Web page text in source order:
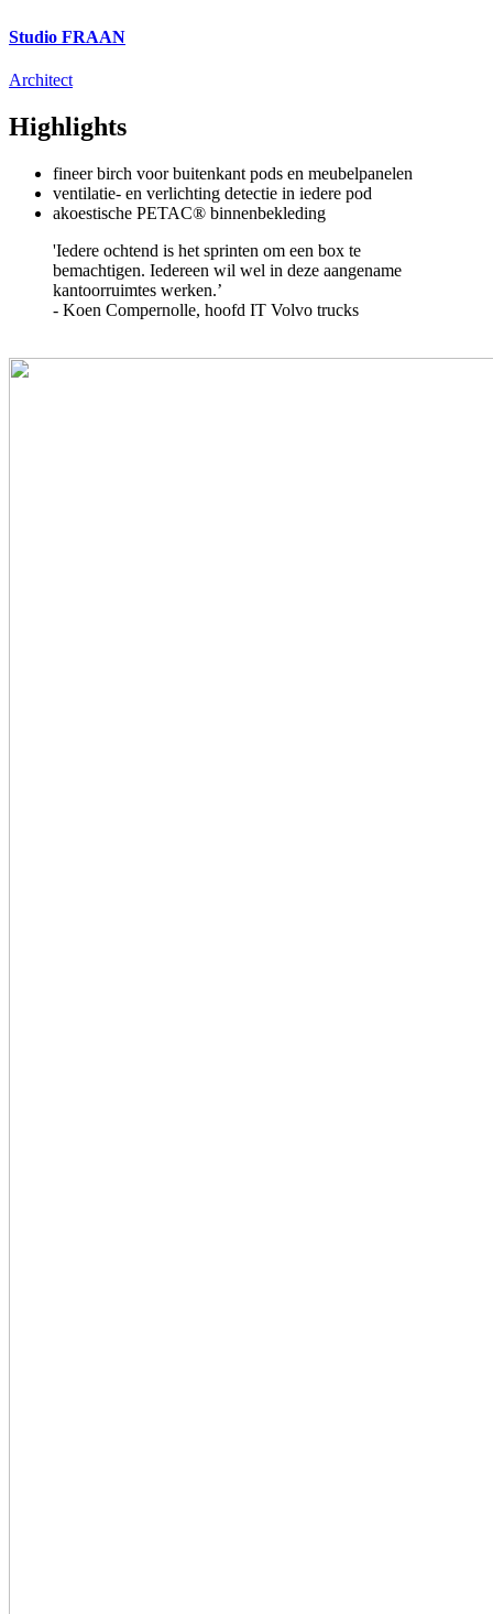
Studio FRAAN
Architect
Highlights
fineer birch voor buitenkant pods en meubelpanelen
ventilatie- en verlichting detectie in iedere pod
akoestische PETAC® binnenbekleding
'Iedere ochtend is het sprinten om een box te
bemachtigen. Iedereen wil wel in deze aangename
kantoorruimtes werken.’
- Koen Compernolle, hoofd IT Volvo trucks